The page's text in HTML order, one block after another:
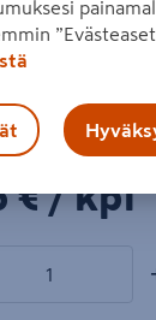
joka tuntuu
kpl
€/ kpl